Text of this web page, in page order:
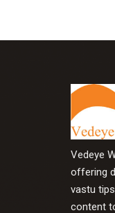
Vedeye
offering
vastu
content